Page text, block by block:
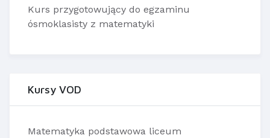
Kurs przygotowujący do egzaminu
ósmoklasisty z matematyki
Kursy VOD
Matematyka podstawowa liceum